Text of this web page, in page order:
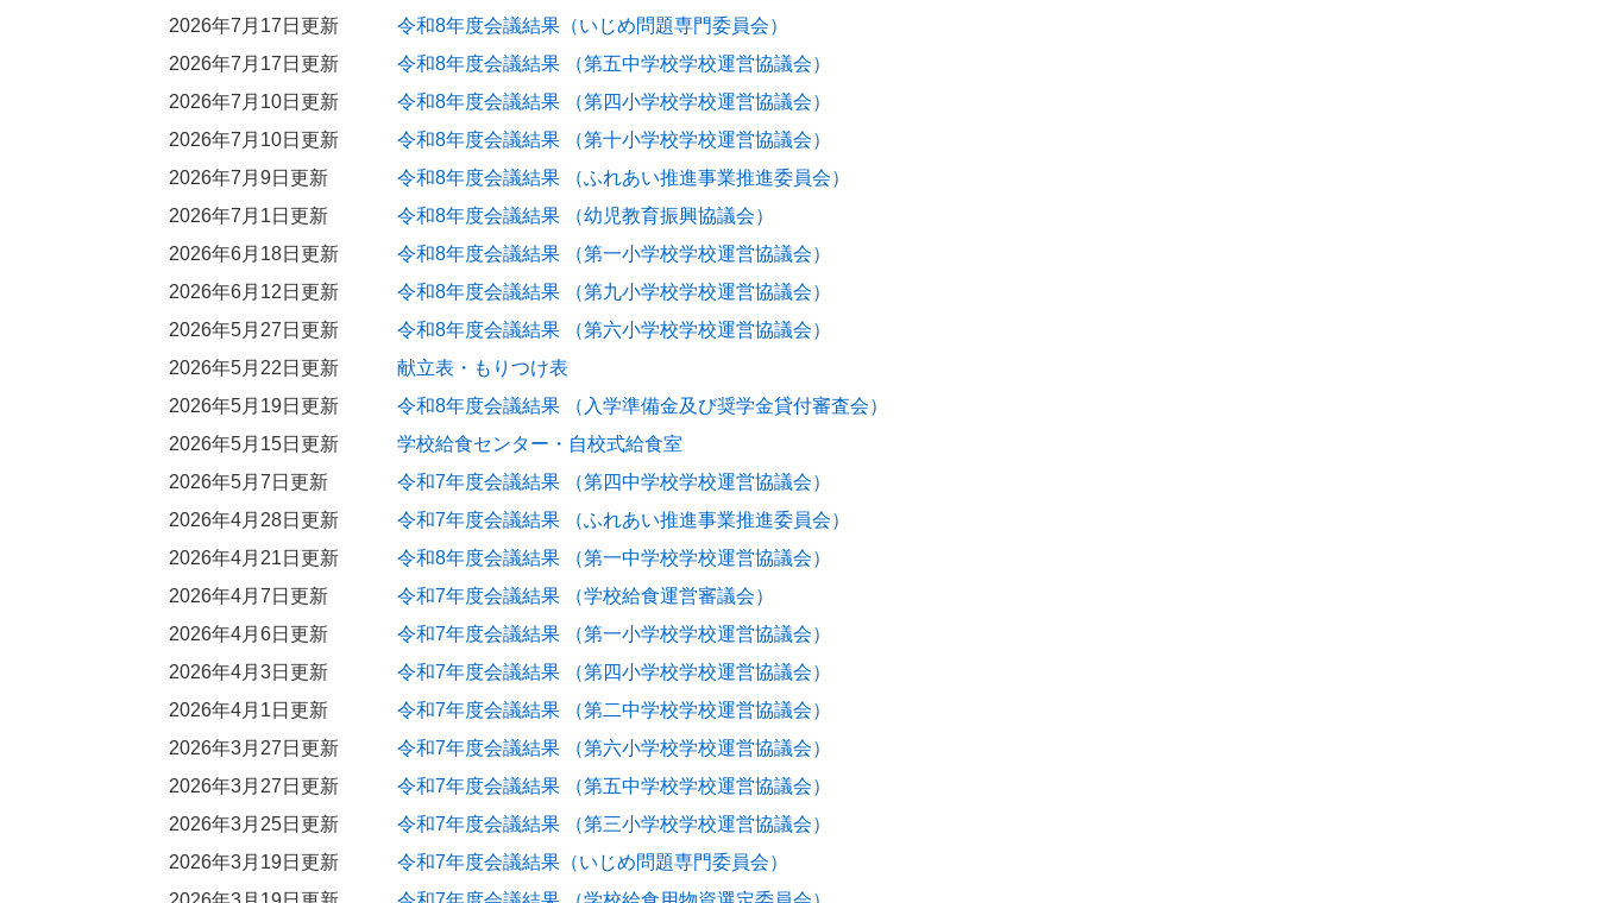
2026年7月17日更新
令和8年度会議結果（いじめ問題専門委員会）
2026年7月17日更新
令和8年度会議結果 （第五中学校学校運営協議会）
2026年7月10日更新
令和8年度会議結果 （第四小学校学校運営協議会）
2026年7月10日更新
令和8年度会議結果 （第十小学校学校運営協議会）
2026年7月9日更新
令和8年度会議結果 （ふれあい推進事業推進委員会）
2026年7月1日更新
令和8年度会議結果 （幼児教育振興協議会）
2026年6月18日更新
令和8年度会議結果 （第一小学校学校運営協議会）
2026年6月12日更新
令和8年度会議結果 （第九小学校学校運営協議会）
2026年5月27日更新
令和8年度会議結果 （第六小学校学校運営協議会）
2026年5月22日更新
献立表・もりつけ表
2026年5月19日更新
令和8年度会議結果 （入学準備金及び奨学金貸付審査会）
2026年5月15日更新
学校給食センター・自校式給食室
2026年5月7日更新
令和7年度会議結果 （第四中学校学校運営協議会）
2026年4月28日更新
令和7年度会議結果 （ふれあい推進事業推進委員会）
2026年4月21日更新
令和8年度会議結果 （第一中学校学校運営協議会）
2026年4月7日更新
令和7年度会議結果 （学校給食運営審議会）
2026年4月6日更新
令和7年度会議結果 （第一小学校学校運営協議会）
2026年4月3日更新
令和7年度会議結果 （第四小学校学校運営協議会）
2026年4月1日更新
令和7年度会議結果 （第二中学校学校運営協議会）
2026年3月27日更新
令和7年度会議結果 （第六小学校学校運営協議会）
2026年3月27日更新
令和7年度会議結果 （第五中学校学校運営協議会）
2026年3月25日更新
令和7年度会議結果 （第三小学校学校運営協議会）
2026年3月19日更新
令和7年度会議結果（いじめ問題専門委員会）